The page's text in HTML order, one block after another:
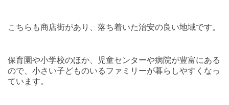
こちらも商店街があり、落ち着いた治安の良い地域です。
保育園や小学校のほか、児童センターや病院が豊富にある
ので、小さい子どものいるファミリーが暮らしやすくなっ
ています。